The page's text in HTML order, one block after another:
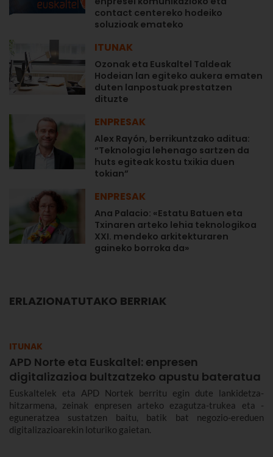
contact centereko hodeiko
soluzioak emateko
ITUNAK
Ozonak eta Euskaltel Taldeak
Hodeian lan egiteko aukera ematen
duten lanpostuak prestatzen
dituzte
ENPRESAK
Alex Rayón, berrikuntzako aditua:
“Teknologia lehenago sartzen da
huts egiteak kostu txikia duen
tokian”
ENPRESAK
Ana Palacio: «Estatu Batuen eta
Txinaren arteko lehia teknologikoa
XXI. mendeko arkitekturaren
gaineko borroka da»
ERLAZIONATUTAKO BERRIAK
ITUNAK
APD Norte eta Euskaltel: enpresen
digitalizazioa bultzatzeko apustu bateratua
Euskaltelek eta APD Nortek berritu egin dute lankidetza-
hitzarmena, zeinak enpresen arteko ezagutza-trukea eta -
eguneratzea sustatzen baitu, batik bat negozio-ereduen
digitalizazioarekin loturiko gaietan.